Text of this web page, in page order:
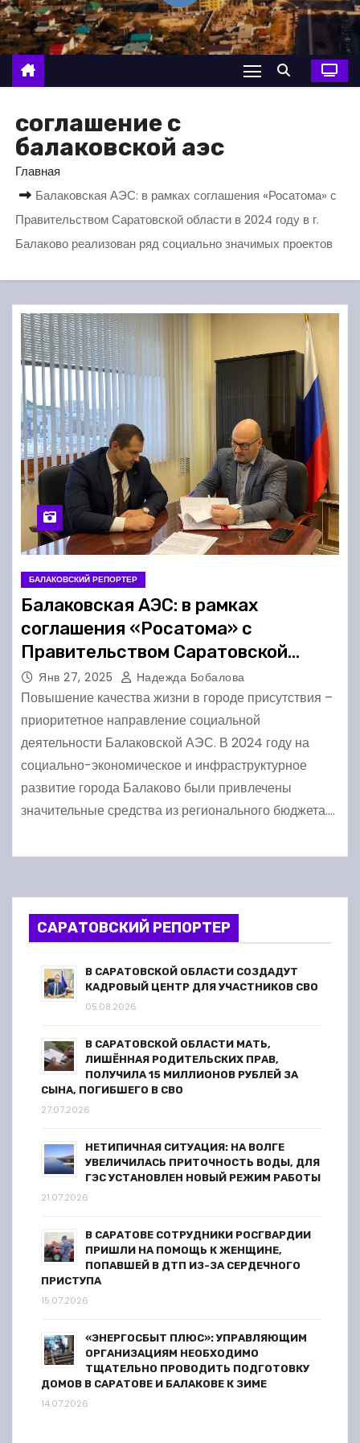
о
м
у
соглашение с
балаковской аэс
Главная
Балаковская АЭС: в рамках соглашения «Росатома» с
Правительством Саратовской области в 2024 году в г.
Балаково реализован ряд социально значимых проектов
БАЛАКОВСКИЙ РЕПОРТЕР
Балаковская АЭС: в рамках
соглашения «Росатома» с
Правительством Саратовской
области в 2024 году в г. Балаково
реализован ряд социально
значимых проектов
Янв 27, 2025 Надежда Бобалова
Повышение качества жизни в городе присутствия –
приоритетное направление социальной
деятельности Балаковской АЭС. В 2024 году на
социально-экономическое и инфраструктурное
развитие города Балаково были привлечены
значительные средства из регионального бюджета.…
САРАТОВСКИЙ РЕПОРТЕР
В САРАТОВСКОЙ ОБЛАСТИ СОЗДАДУТ
КАДРОВЫЙ ЦЕНТР ДЛЯ УЧАСТНИКОВ СВО
05.08.2026
В САРАТОВСКОЙ ОБЛАСТИ МАТЬ,
ЛИШЁННАЯ РОДИТЕЛЬСКИХ ПРАВ,
ПОЛУЧИЛА 15 МИЛЛИОНОВ РУБЛЕЙ ЗА
СЫНА, ПОГИБШЕГО В СВО
27.07.2026
НЕТИПИЧНАЯ СИТУАЦИЯ: НА ВОЛГЕ
УВЕЛИЧИЛАСЬ ПРИТОЧНОСТЬ ВОДЫ, ДЛЯ
ГЭС УСТАНОВЛЕН НОВЫЙ РЕЖИМ РАБОТЫ
21.07.2026
В САРАТОВЕ СОТРУДНИКИ РОСГВАРДИИ
ПРИШЛИ НА ПОМОЩЬ К ЖЕНЩИНЕ,
ПОПАВШЕЙ В ДТП ИЗ-ЗА СЕРДЕЧНОГО
ПРИСТУПА
15.07.2026
«ЭНЕРГОСБЫТ ПЛЮС»: УПРАВЛЯЮЩИМ
ОРГАНИЗАЦИЯМ НЕОБХОДИМО
ТЩАТЕЛЬНО ПРОВОДИТЬ ПОДГОТОВКУ
ДОМОВ В САРАТОВЕ И БАЛАКОВЕ К ЗИМЕ
14.07.2026